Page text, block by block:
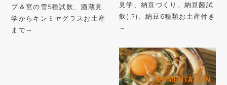
プ＆宮の雪5種試飲、酒蔵見
学からキンミヤグラスお土産
まで～
見学、納豆づくり、納豆菌試
飲(!?)、納豆6種類お土産付き
～